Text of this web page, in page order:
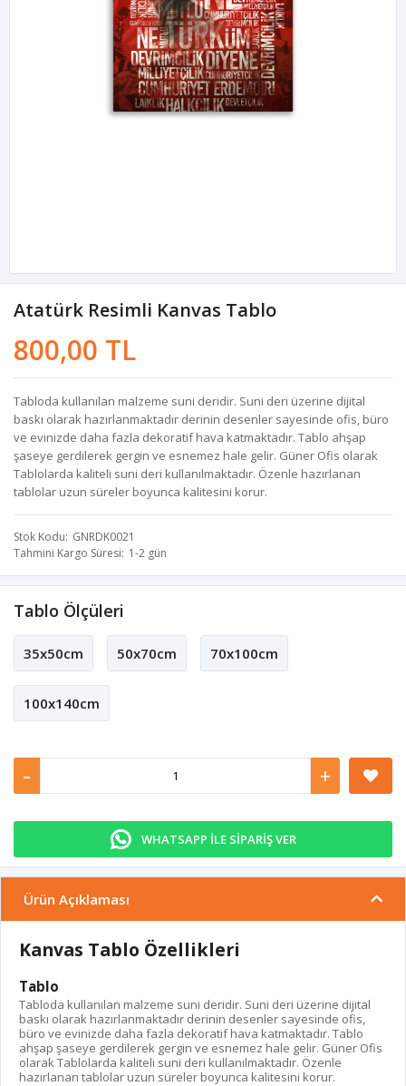
Atatürk Resimli Kanvas Tablo
800,00 TL
Tabloda kullanılan malzeme suni deridir. Suni deri üzerine dijital
baskı olarak hazırlanmaktadır derinin desenler sayesinde ofis, büro
ve evinizde daha fazla dekoratif hava katmaktadır. Tablo ahşap
şaseye gerdilerek gergin ve esnemez hale gelir. Güner Ofis olarak
Tablolarda kaliteli suni deri kullanılmaktadır. Özenle hazırlanan
tablolar uzun süreler boyunca kalitesini korur.
Stok Kodu GNRDK0021
Tahmini Kargo Süresi 1-2 gün
Tablo Ölçüleri
35x50cm 50x70cm 70x100cm
100x140cm
- +
WHATSAPP İLE SİPARİŞ VER
Ürün Açıklaması
Kanvas Tablo Özellikleri
Tablo
Tabloda kullanılan malzeme suni deridir. Suni deri üzerine dijital
baskı olarak hazırlanmaktadır derinin desenler sayesinde ofis,
büro ve evinizde daha fazla dekoratif hava katmaktadır. Tablo
ahşap şaseye gerdilerek gergin ve esnemez hale gelir. Güner Ofis
olarak Tablolarda kaliteli suni deri kullanılmaktadır. Özenle
hazırlanan tablolar uzun süreler boyunca kalitesini korur.